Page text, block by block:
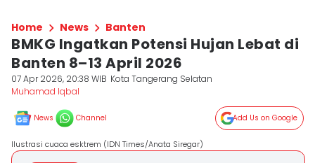
Home News Banten
BMKG Ingatkan Potensi Hujan Lebat di
Banten 8–13 April 2026
07 Apr 2026, 20:38 WIB Kota Tangerang Selatan
Muhamad Iqbal
News Channel Add Us on Google
Ilustrasi cuaca esktrem (IDN Times/Anata Siregar)